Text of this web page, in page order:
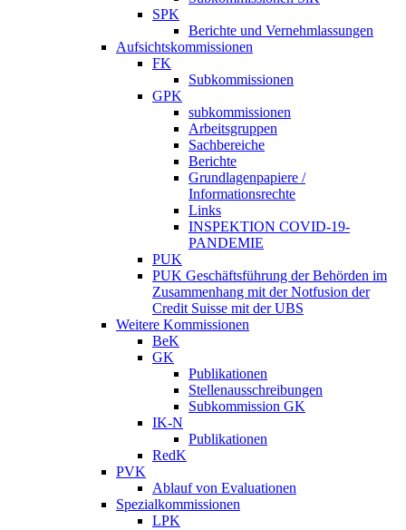
SPK
Berichte und Vernehmlassungen
Aufsichtskommissionen
FK
Subkommissionen
GPK
subkommissionen
Arbeitsgruppen
Sachbereiche
Berichte
Grundlagenpapiere /
Informationsrechte
Links
INSPEKTION COVID-19-
PANDEMIE
PUK
PUK Geschäftsführung der Behörden im
Zusammenhang mit der Notfusion der
Credit Suisse mit der UBS
Weitere Kommissionen
BeK
GK
Publikationen
Stellenausschreibungen
Subkommission GK
IK-N
Publikationen
RedK
PVK
Ablauf von Evaluationen
Spezialkommissionen
LPK